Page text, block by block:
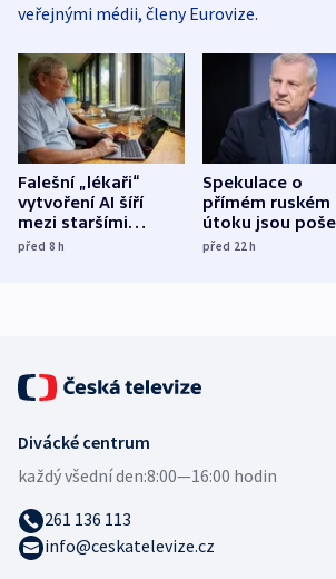
veřejnými médii, členy Eurovize.
Falešní „lékaři“
vytvoření AI šíří
mezi staršími
Poláky nebezpečné
před 8h
Spekulace o
přímém ruském
útoku jsou
míní estonský
před 22h
Divácké centrum
každý všední den:8:00—16:00 hodin
261 136 113
info@ceskatelevize.cz